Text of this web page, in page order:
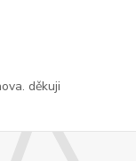
děkuji